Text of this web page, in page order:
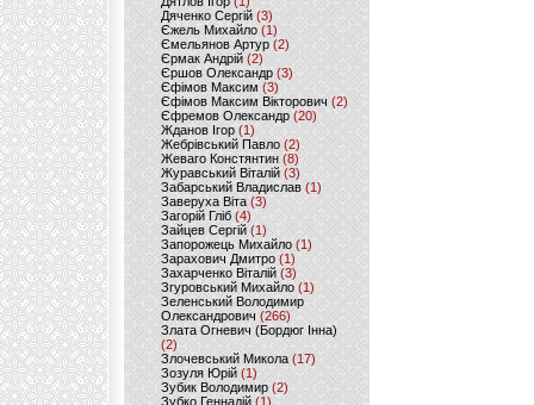
Дяченко Сергій (3)
Єжель Михайло (1)
Ємельянов Артур (2)
Єрмак Андрій (2)
Єршов Олександр (3)
Єфімов Максим (3)
Єфімов Максим Вікторович (2)
Єфремов Олександр (20)
Жданов Ігор (1)
Жебрівський Павло (2)
Жеваго Констянтин (8)
Журавський Віталій (3)
Забарський Владислав (1)
Заверуха Віта (3)
Загорій Гліб (4)
Зайцев Сергій(1)
Запорожець Михайло (1)
Зарахович Дмитро (1)
Захарченко Віталій (3)
Згуровський Михайло (1)
Зеленський Володимир
Олександрович (266)
Злата Огневич (Бордюг Інна)
(2)
Злочевський Микола(17)
Зозуля Юрій (1)
Зубик Володимир (2)
Зубко Геннадій (1)